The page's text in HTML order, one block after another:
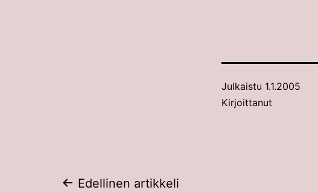
Julkaistu 1.1.2005
Kirjoittanut
Edellinen artikkeli